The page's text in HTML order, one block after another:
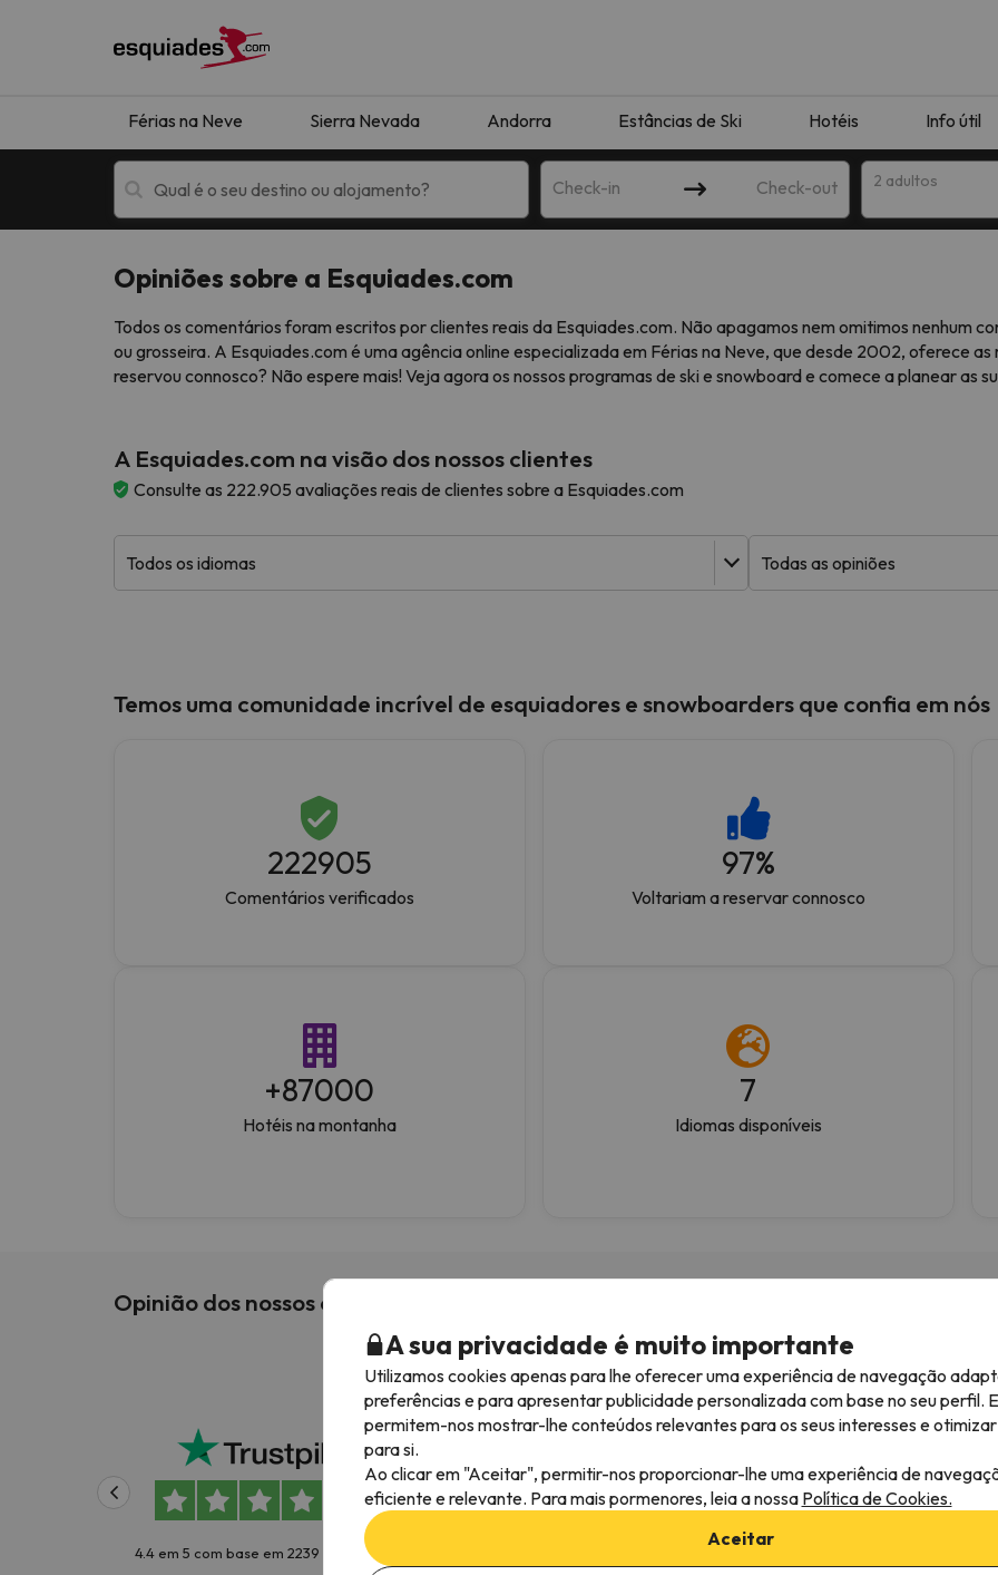
Férias na Neve Sierra Nevada Andorra Estâncias de Ski Hotéis Info útil
Check-in Check-out 2 adultos
Férias na neve Hotéis de montanha
Oops, não encontramos nenhum resultado que corresponda à sua pesquisa. Tente modificar o destino.
Bem, parece que o nosso Seeker perdeu o seu caminho. Assim que encontrar a sua bússola, estará de volta.
Opiniões sobre a Esquiades.com
Todos os comentários foram escritos por clientes reais da Esquiades.com. Não apagamos nem omitimos nenhum
ou grosseira. A Esquiades.com é uma agência online especializada em Férias na Neve, que desde 2002, oferece
reservou connosco? Não espere mais! Veja agora os nossos programas de ski e snowboard e comece a planear as
A Esquiades.com na visão dos nossos clientes
Consulte as 222.905 avaliações reais de clientes sobre a Esquiades.com
Temos uma comunidade incrível de esquiadores e snowboarders que confia em nós
222905
Comentários verificados
97%
Voltariam a reservar connosco
+87000
Hotéis na montanha
7
Idiomas disponíveis
Opinião dos nossos clientes
4.4 em 5 com base em 2239 avaliações
06/04/2026
Boa Experiência
Um excelente serviço com tudo
o que precisamos para ter uma
boa experiência de neve.
05/04/
Marcação de hotel
Marcação de hotel, aluguer
material de esqui e compra
forfaits de forma clara e
desagradáveis nos preços
A sua privacidade é muito importante
Utilizamos cookies apenas para lhe oferecer uma experiência de navegação
preferências e para apresentar publicidade personalizada com base no seu perfil.
permitem-nos mostrar-lhe conteúdos relevantes para os seus interesses e
para si.
Ao clicar em "Aceitar", permitir-nos proporcionar-lhe uma experiência de
eficiente e relevante. Para mais pormenores, leia a nossa Política de Cookies.
Aceitar